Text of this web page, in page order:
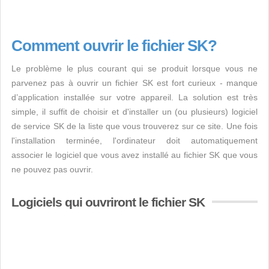
Comment ouvrir le fichier SK?
Le problème le plus courant qui se produit lorsque vous ne
parvenez pas à ouvrir un fichier SK est fort curieux - manque
d’application installée sur votre appareil. La solution est très
simple, il suffit de choisir et d'installer un (ou plusieurs) logiciel
de service SK de la liste que vous trouverez sur ce site. Une fois
l'installation terminée, l'ordinateur doit automatiquement
associer le logiciel que vous avez installé au fichier SK que vous
ne pouvez pas ouvrir.
Logiciels qui ouvriront le fichier SK